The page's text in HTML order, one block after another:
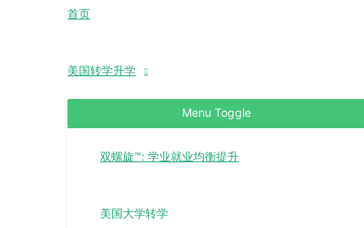
首页
美国转学升学
Menu Toggle
双螺旋™: 学业就业均衡提升
美国大学转学